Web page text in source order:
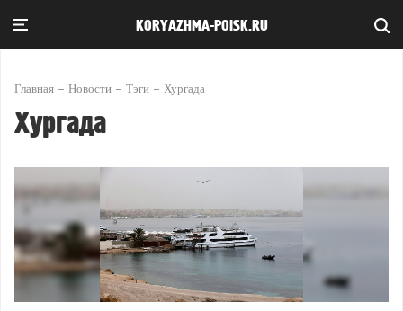
KORYAZHMA-POISK.RU
Главная Новости Тэги Хургада
Хургада